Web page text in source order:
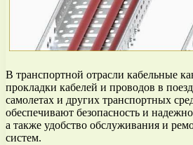
В транспортной отрасли кабельные
прокладки кабелей и проводов в
самолетах и других транспортных
обеспечивают безопасность и
а также удобство обслуживания и
систем.